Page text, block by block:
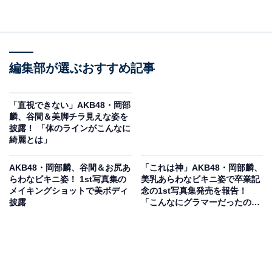
編集部が選ぶおすすめ記事
「直視できない」AKB48・岡部
麟、谷間＆美脚チラ見えな姿を
披露！ 「体のラインがこんなに
綺麗とは」
AKB48・岡部麟、谷間＆お尻あ
らわなビキニ姿！ 1st写真集の
メイキングショットで美ボディ
披露
「これは神」AKB48・岡部麟、
美乳あらわなビキニ姿で卒業記
念の1st写真集発売を報告！
「こんなにグラマーだったの